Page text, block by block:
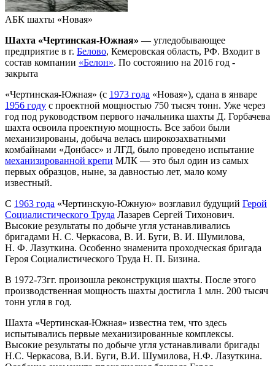
АБК шахты «Новая»
Шахта «Чертинская-Южная» — угледобывающее
предприятие в г. Белово, Кемеровская область, РФ. Входит в
состав компании «Белон». По состоянию на 2016 год -
закрыта
«Чертинская-Южная» (с 1973 года «Новая»), сдана в январе
1956 году с проектной мощностью 750 тысяч тонн. Уже через
год под руководством первого начальника шахты Д. Горбачева
шахта освоила проектную мощность. Все забои были
механизированы, добыча велась широкозахватными
комбайнами «Донбасс» и ЛГД, было проведено испытание
механизированной крепи МЛК — это был один из самых
первых образцов, ныне, за давностью лет, мало кому
известный.
С 1963 года «Чертинскую-Южную» возглавил будущий Герой
Социалистического Труда Лазарев Сергей Тихонович.
Высокие результаты по добыче угля устанавливались
бригадами Н. С. Черкасова, В. И. Буги, В. И. Шумилова,
Н. Ф. Лазуткина. Особенно знаменита проходческая бригада
Героя Социалистического Труда Н. П. Бизина.
В 1972-73гг. произошла реконструкция шахты. После этого
производственная мощность шахты достигла 1 млн. 200 тысяч
тонн угля в год.
Шахта «Чертинская-Южная» известна тем, что здесь
испытывались первые механизированные комплексы.
Высокие результаты по добыче угля устанавливали бригады
Н.С. Черкасова, В.И. Буги, В.И. Шумилова, Н.Ф. Лазуткина.